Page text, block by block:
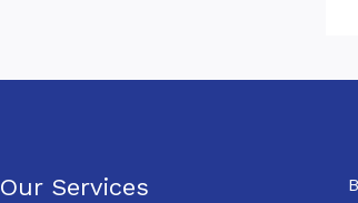
Our Services